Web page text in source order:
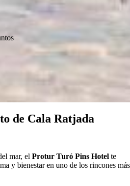
de Cala Ratjada
mar, el Protur Turó Pins Hotel te
y bienestar en uno de los rincones más